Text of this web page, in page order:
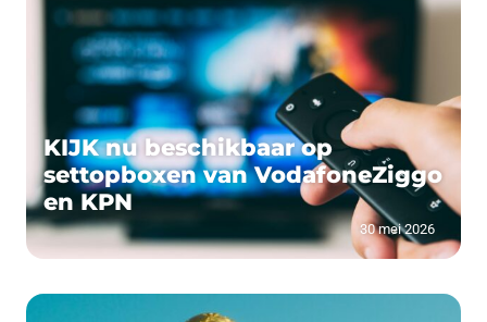
KIJK nu beschikbaar op
settopboxen van VodafoneZiggo
en KPN
30 mei 2026